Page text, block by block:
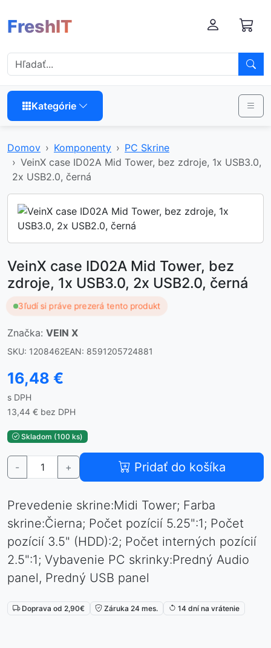
FreshIT
Kategórie
Domov Komponenty
PC Skrine
VeinX case ID02A Mid Tower, bez zdroje, 1x USB3.0,
2x USB2.0, černá
VeinX case ID02A Mid Tower, bez
zdroje, 1x USB3.0, 2x USB2.0, černá
3ľudí si práve prezerá tento produkt
Značka: VEIN X
SKU: 1208462EAN: 8591205724881
16,48 €
s DPH
13,44 € bez DPH
Skladom (100 ks)
- + Pridať do košíka
Prevedenie skrine:Midi Tower; Farba
skrine:Čierna; Počet pozícií 5.25":1; Počet
pozícií 3.5" (HDD):2; Počet interných pozícií
2.5":1; Vybavenie PC skrinky:Predný Audio
panel, Predný USB panel
Doprava od 2,90€ Záruka 24 mes. 14 dní na vrátenie